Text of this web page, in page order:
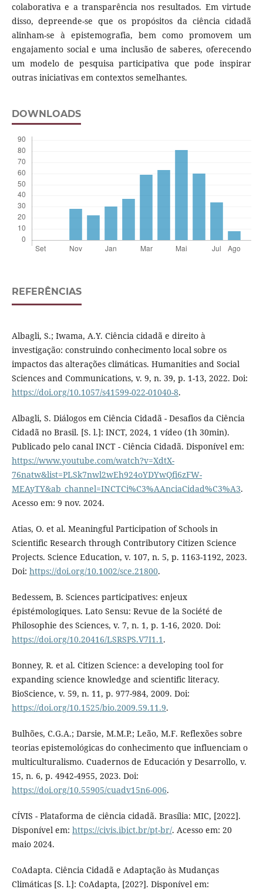
colaborativa e a transparência nos resultados. Em virtude
disso, depreende-se que os propósitos da ciência cidadã
alinham-se à epistemografia, bem como promovem um
engajamento social e uma inclusão de saberes, oferecendo
um modelo de pesquisa participativa que pode inspirar
outras iniciativas em contextos semelhantes.
DOWNLOADS
REFERÊNCIAS
Albagli, S.; Iwama, A.Y. Ciência cidadã e direito à
investigação: construindo conhecimento local sobre os
impactos das alterações climáticas. Humanities and Social
Sciences and Communications, v. 9, n. 39, p. 1-13, 2022. Doi:
https://doi.org/10.1057/s41599-022-01040-8.
Albagli, S. Diálogos em Ciência Cidadã - Desafios da Ciência
Cidadã no Brasil. [S. l.]: INCT, 2024, 1 vídeo (1h 30min).
Publicado pelo canal INCT - Ciência Cidadã. Disponível em:
https://www.youtube.com/watch?v=XdtX-
76natw&list=PLSk7nwl2wEh924oYDYwQfi6zFW-
MEAyTY&ab_channel=INCTCi%C3%AAnciaCidad%C3%A3.
Acesso em: 9 nov. 2024.
Atias, O. et al. Meaningful Participation of Schools in
Scientific Research through Contributory Citizen Science
Projects. Science Education, v. 107, n. 5, p. 1163-1192, 2023.
Doi: https://doi.org/10.1002/sce.21800.
Bedessem, B. Sciences participatives: enjeux
épistémologiques. Lato Sensu: Revue de la Société de
Philosophie des Sciences, v. 7, n. 1, p. 1-16, 2020. Doi:
https://doi.org/10.20416/LSRSPS.V7I1.1.
Bonney, R. et al. Citizen Science: a developing tool for
expanding science knowledge and scientific literacy.
BioScience, v. 59, n. 11, p. 977-984, 2009. Doi:
https://doi.org/10.1525/bio.2009.59.11.9.
Bulhões, C.G.A.; Darsie, M.M.P.; Leão, M.F. Reflexões sobre
teorias epistemológicas do conhecimento que influenciam o
multiculturalismo. Cuadernos de Educación y Desarrollo, v.
15, n. 6, p. 4942-4955, 2023. Doi:
https://doi.org/10.55905/cuadv15n6-006.
CÍVIS - Plataforma de ciência cidadã. Brasília: MIC, [2022].
Disponível em: https://civis.ibict.br/pt-br/. Acesso em: 20
maio 2024.
CoAdapta. Ciência Cidadã e Adaptação às Mudanças
Climáticas [S. l.]: CoAdapta, [202?]. Disponível em: